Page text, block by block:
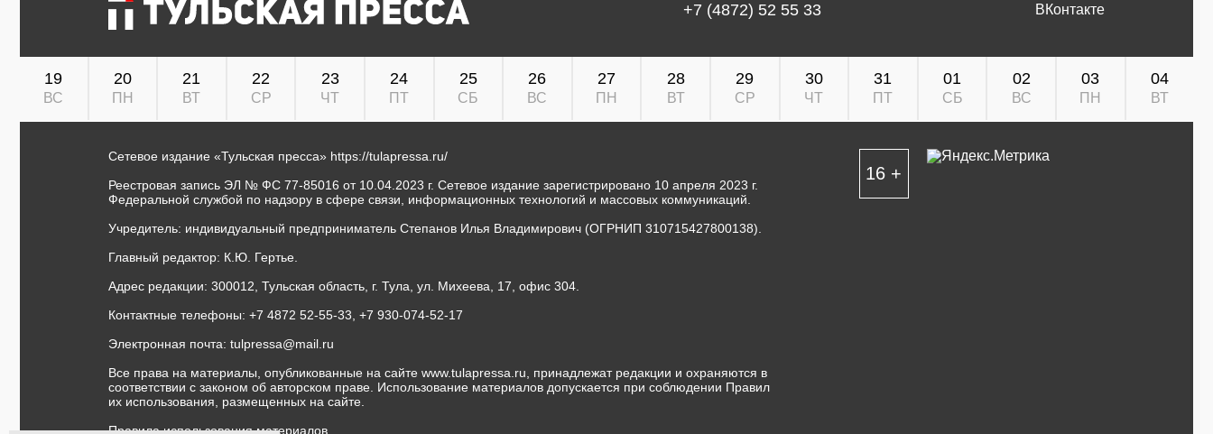
+7 (4872) 52 55 33 ВКонтакте
19
ВС
20
ПН
21
ВТ
22
СР
23
ЧТ
24
ПТ
25
СБ
26
ВС
27
ПН
28
ВТ
29
СР
30
ЧТ
31
ПТ
01
СБ
02
ВС
03
ПН
04
ВТ
Сетевое издание «Тульская пресса» https://tulapressa.ru/
Реестровая запись ЭЛ № ФС 77-85016 от 10.04.2023 г. Сетевое издание зарегистрировано 10 апреля 2023 г.
Федеральной службой по надзору в сфере связи, информационных технологий и массовых коммуникаций.
Учредитель: индивидуальный предприниматель Степанов Илья Владимирович (ОГРНИП 310715427800138).
Главный редактор: К.Ю. Гертье.
Адрес редакции: 300012, Тульская область, г. Тула, ул. Михеева, 17, офис 304.
Контактные телефоны: +7 4872 52-55-33, +7 930-074-52-17
Электронная почта: tulpressa@mail.ru
Все права на материалы, опубликованные на сайте www.tulapressa.ru, принадлежат редакции и охраняются в
соответствии с законом об авторском праве. Использование материалов допускается при соблюдении Правил
их использования, размещенных на сайте.
Правила использования материалов
16 +